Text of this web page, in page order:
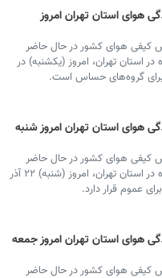
هوای استان تهران امروز
کیفی هوای کشور در حال حاضر
استان تهران، امروز (یکشنبه) در
گروه‌های حساس است.
هوای استان تهران امروز شنبه
کیفی هوای کشور در حال حاضر
شاخص کیفیت دو ایستگاه در استان تهران، امروز (شنبه) ۲۲ آذر
عموم قرار دارد.
هوای استان تهران امروز جمعه
کیفی هوای کشور در حال حاضر